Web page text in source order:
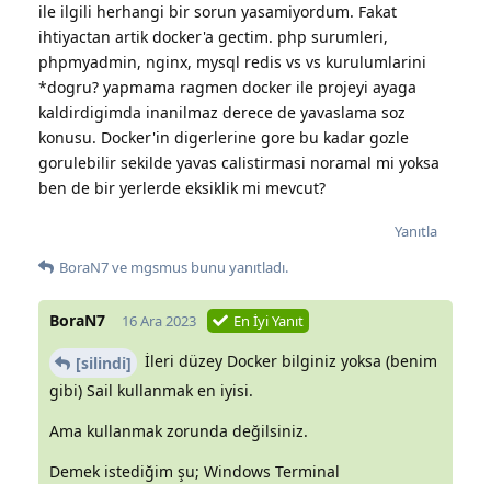
ile ilgili herhangi bir sorun yasamiyordum. Fakat
ihtiyactan artik docker'a gectim. php surumleri,
phpmyadmin, nginx, mysql redis vs vs kurulumlarini
*dogru? yapmama ragmen docker ile projeyi ayaga
kaldirdigimda inanilmaz derece de yavaslama soz
konusu. Docker'in digerlerine gore bu kadar gozle
gorulebilir sekilde yavas calistirmasi noramal mi yoksa
ben de bir yerlerde eksiklik mi mevcut?
Yanıtla
BoraN7ve mgsmus bunu yanıtladı.
BoraN7 16 Ara 2023 En İyi Yanıt
[silindi]
İleri düzey Docker bilginiz yoksa (benim
gibi) Sail kullanmak en iyisi.
Ama kullanmak zorunda değilsiniz.
Demek istediğim şu; Windows Terminal